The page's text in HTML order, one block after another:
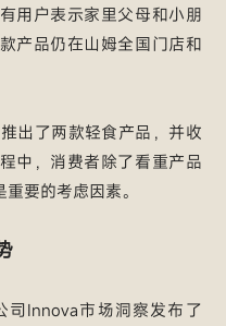
用户表示家里父母和小朋
产品仍在山姆全国门店和
出了两款轻食产品，并收
中，消费者除了看重产品
要的考虑因素。
司Innova市场洞察发布了